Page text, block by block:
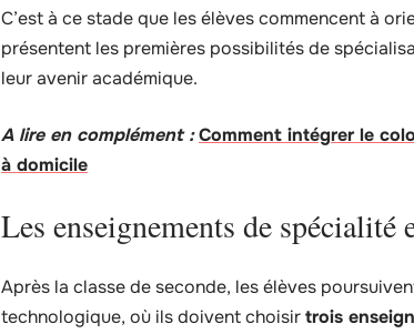
C’est à ce stade que les élèves commencent à
présentent les premières possibilités de
leur avenir académique.
A lire en complément :Comment intégrer le
à domicile
Les enseignements de spécialité
Après la classe de seconde, les élèves
technologique, où ils doivent choisirtrois